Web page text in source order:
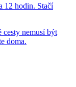
12 hodin. Stačí
cesty nemusí být
doma.